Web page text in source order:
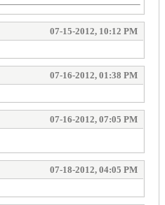
07-15-2012, 10:12 PM
07-16-2012, 01:38 PM
07-16-2012, 07:05 PM
07-18-2012, 04:05 PM